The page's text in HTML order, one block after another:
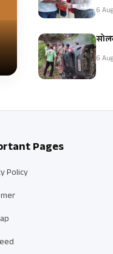
6
6
Pages
Policy